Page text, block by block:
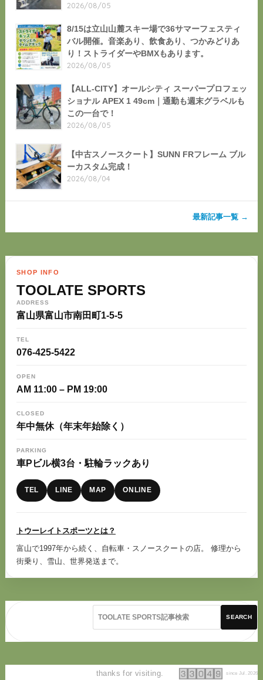
2026/08/05
8/15は立山山麓スキー場で36サマーフェスティ
バル開催。音楽あり、飲食あり、つかみどりあ
り！ストライダーやBMXもあります。
2026/08/05
【ALL-CITY】オールシティ スーパープロフェッ
ショナル APEX 1 49cm｜通勤も週末グラベルも
この一台で！
2026/08/05
【中古スノースクート】SUNN FRフレーム ブル
ーカスタム完成！
2026/08/04
最新記事一覧 →
SHOP INFO
TOOLATE SPORTS
ADDRESS
富山県富山市南田町1-5-5
TEL
076-425-5422
OPEN
AM 11:00 – PM 19:00
CLOSED
年中無休（年末年始除く）
PARKING
車Pビル横3台・駐輪ラックあり
TEL LINE MAP ONLINE
トウーレイトスポーツとは？
富山で1997年から続く、自転車・スノースクートの店。 修理から
街乗り、雪山、世界発送まで。
SEARCH
thanks for visiting. since Jul. 2026